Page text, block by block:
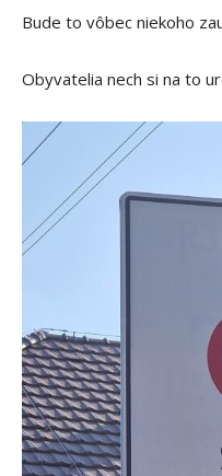
Bude to vôbec niekoho
Obyvatelia nech si na to